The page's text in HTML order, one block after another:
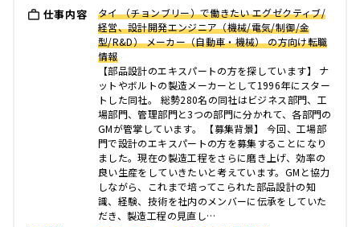
仕事内容
タイ （チョンブリー）で働きたい エグゼクティブ/
経営、設計開発エンジニア（機械/電気/制御/金
型/R&D） メーカー（自動車・機械） の方向け転職
情報
【部品設計のエキスパートの方を探しています】 ナ
ットやボルトの製造メーカーとして1996年にスター
トした同社。 総勢280名の同社はビジネス部門、工
場部門、管理部門と3つの部門に分かれて、各部門の
GMが管掌しています。 【募集背景】 今回、工場部
門で設計のエキスパートの方を募集することになり
ました。現在の製造工程をさらに磨き上げ、効率の
良い生産をしていきたいと考えています。GMと協力
しながら、これまで培ってこられた部品設計の知
識、経験、技術を社内のメンバーに伝承をしていた
だき、製造工程の見直し…